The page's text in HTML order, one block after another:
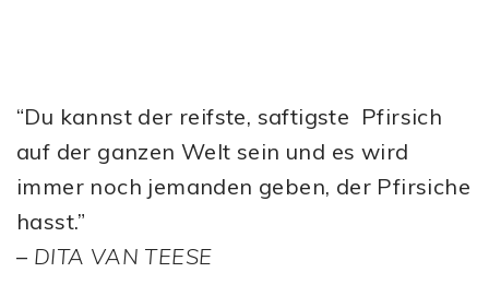
“Du kannst der reifste, saftigste Pfirsich
auf der ganzen Welt sein und es wird
immer noch jemanden geben, der Pfirsiche
hasst.”
– DITA VAN TEESE